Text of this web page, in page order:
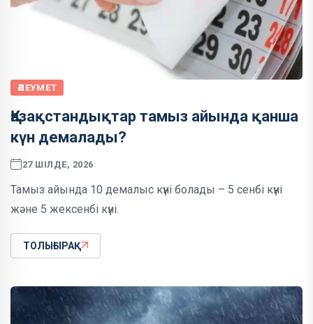
ӘЛЕУМЕТ
Қазақстандықтар тамыз айында қанша
күн демалады?
27 ШІЛДЕ, 2026
Тамыз айында 10 демалыс күні болады – 5 сенбі күні
және 5 жексенбі күні.
ТОЛЫҒЫРАҚ